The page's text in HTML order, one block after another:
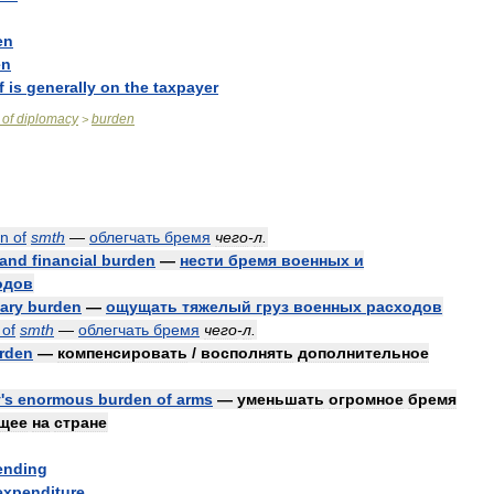
is generally on the taxpayer
of diplomacy> burden
of smth — облегчать бремя чего-л
and financial burden — нести бремя военных и
burden — ощущать тяжелый груз военных расходов
of smth — облегчать бремя чего-л
— компенсировать / восполнять дополнительное
's enormous burden of arms — уменьшать огромное бремя
на стране